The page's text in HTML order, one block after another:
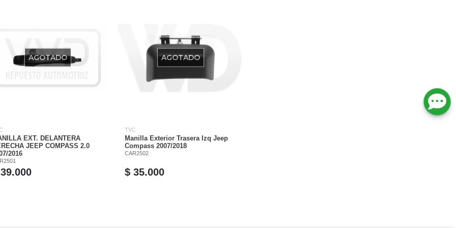
AGOTADO
EXT. DELANTERA
JEEP COMPASS 2.0
2016
AGOTADO
TYC
Manilla Exterior Trasera Izq Jeep
Compass 2007/2018
CAR2502
$ 35.000